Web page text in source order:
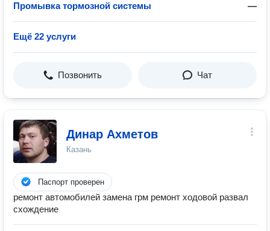
Промывка тормозной системы —
Ещё 22 услуги
Позвонить Чат
Динар Ахметов
Казань
Паспорт проверен
ремонт автомобилей замена грм ремонт ходовой развал
схождение